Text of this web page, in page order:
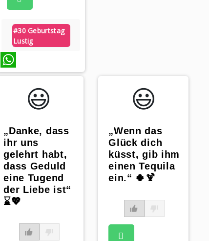
#30 Geburtstag
Lustig
WhatsApp
😃️
„Danke, dass
ihr uns
gelehrt habt,
dass Geduld
eine Tugend
der Liebe ist“
⌛💖
😃️
„Wenn das
Glück dich
küsst, gib ihm
einen Tequila
ein.“ 🍀🍹